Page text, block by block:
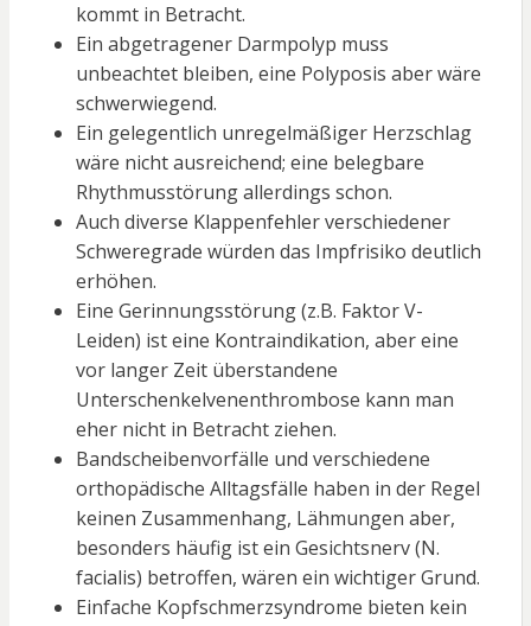
kommt in Betracht.
Ein abgetragener Darmpolyp muss
unbeachtet bleiben, eine Polyposis aber wäre
schwerwiegend.
Ein gelegentlich unregelmäßiger Herzschlag
wäre nicht ausreichend; eine belegbare
Rhythmusstörung allerdings schon.
Auch diverse Klappenfehler verschiedener
Schweregrade würden das Impfrisiko deutlich
erhöhen.
Eine Gerinnungsstörung (z.B. Faktor V-
Leiden) ist eine Kontraindikation, aber eine
vor langer Zeit überstandene
Unterschenkelvenenthrombose kann man
eher nicht in Betracht ziehen.
Bandscheibenvorfälle und verschiedene
orthopädische Alltagsfälle haben in der Regel
keinen Zusammenhang, Lähmungen aber,
besonders häufig ist ein Gesichtsnerv (N.
facialis) betroffen, wären ein wichtiger Grund.
Einfache Kopfschmerzsyndrome bieten kein